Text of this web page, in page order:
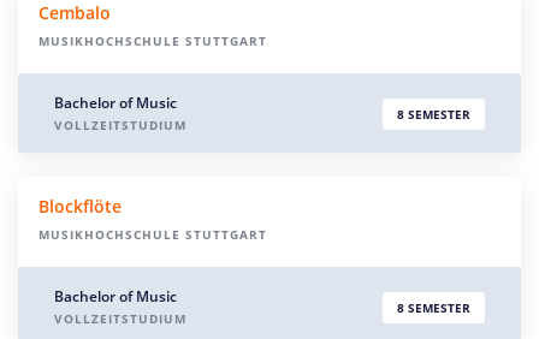
Cembalo
MUSIKHOCHSCHULE STUTTGART
Bachelor of Music
VOLLZEITSTUDIUM
8 SEMESTER
Blockflöte
MUSIKHOCHSCHULE STUTTGART
Bachelor of Music
VOLLZEITSTUDIUM
8 SEMESTER